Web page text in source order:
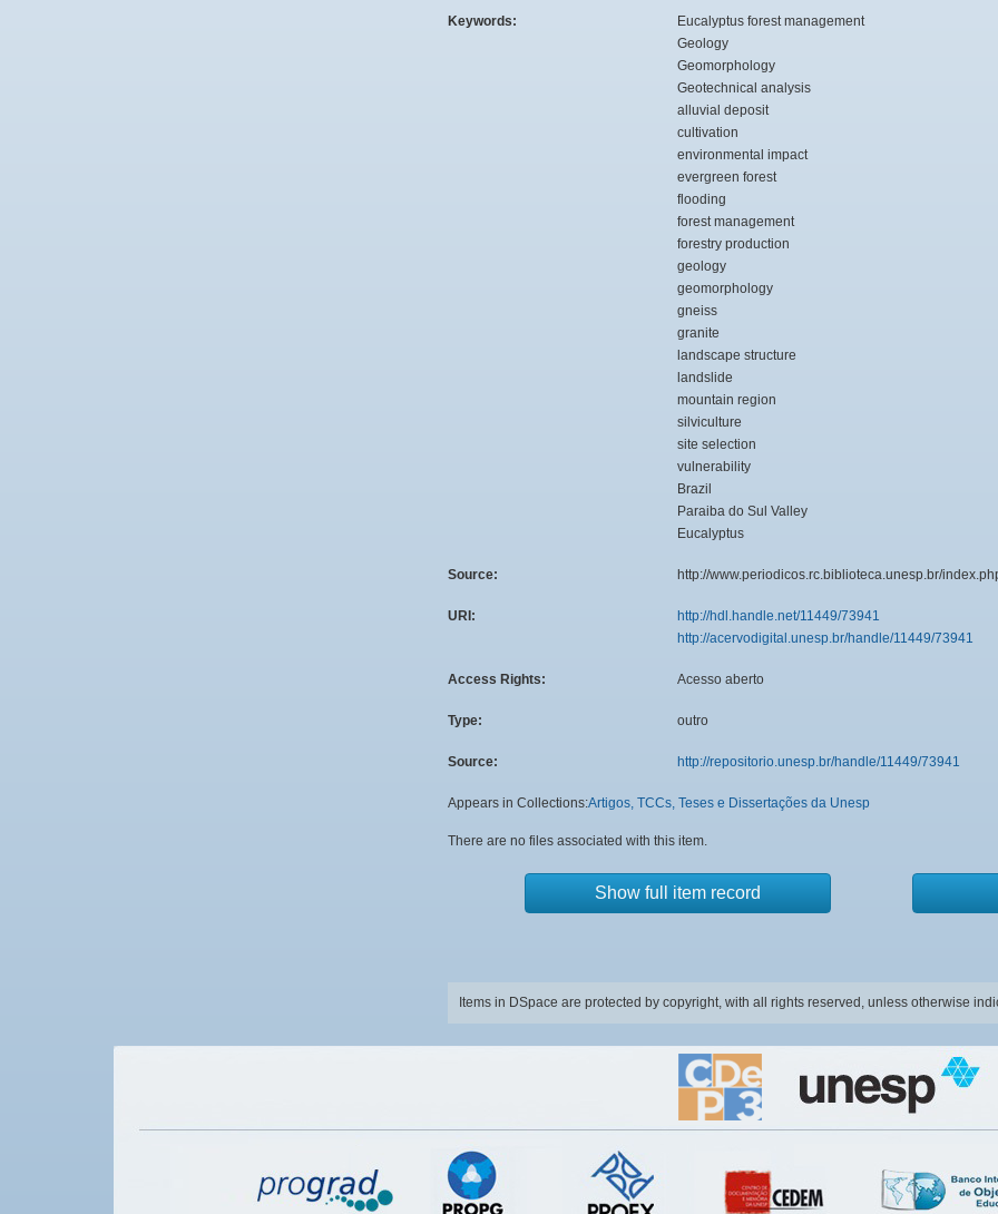
Keywords:
Eucalyptus forest management
Geology
Geomorphology
Geotechnical analysis
alluvial deposit
cultivation
environmental impact
evergreen forest
flooding
forest management
forestry production
geology
geomorphology
gneiss
granite
landscape structure
landslide
mountain region
silviculture
site selection
vulnerability
Brazil
Paraiba do Sul Valley
Eucalyptus
Source: http://www.periodicos.rc.biblioteca.unesp.br/
URI:
http://hdl.handle.net/11449/73941
http://acervodigital.unesp.br/handle/11449/73941
Access Rights: Acesso aberto
Type: outro
Source: http://repositorio.unesp.br/handle/11449/73941
Appears in Collections:Artigos, TCCs, Teses e Dissertações da Unesp
There are no files associated with this item.
Show full item record
Items in DSpace are protected by copyright, with all rights reserved, unless otherwise